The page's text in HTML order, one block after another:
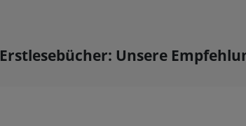
Erstlesebücher: Unsere